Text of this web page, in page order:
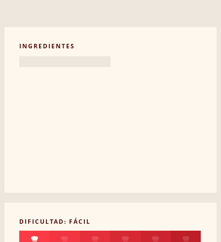
INGREDIENTES
DIFICULTAD: FÁCIL